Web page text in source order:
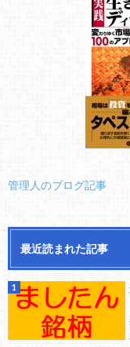
管理人のブログ記事
最近読まれた記事